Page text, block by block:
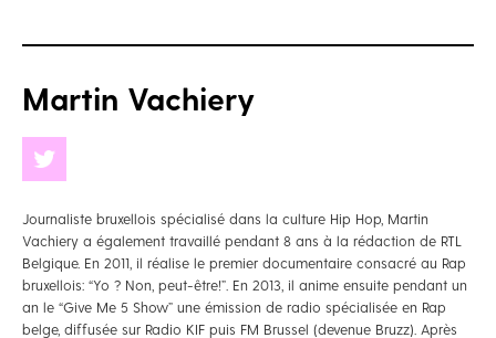
Martin Vachiery
Journaliste bruxellois spécialisé dans la culture Hip Hop, Martin
Vachiery a également travaillé pendant 8 ans à la rédaction de RTL
Belgique. En 2011, il réalise le premier documentaire consacré au Rap
bruxellois: “Yo ? Non, peut-être!”. En 2013, il anime ensuite pendant un
an le “Give Me 5 Show” une émission de radio spécialisée en Rap
belge, diffusée sur Radio KIF puis FM Brussel (devenue Bruzz). Après